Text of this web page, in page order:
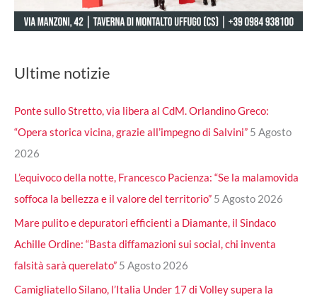
Ultime notizie
Ponte sullo Stretto, via libera al CdM. Orlandino Greco:
“Opera storica vicina, grazie all’impegno di Salvini” 5 Agosto
2026
L’equivoco della notte, Francesco Pacienza: “Se la malamovida
soffoca la bellezza e il valore del territorio” 5 Agosto 2026
Mare pulito e depuratori efficienti a Diamante, il Sindaco
Achille Ordine: “Basta diffamazioni sui social, chi inventa
falsità sarà querelato” 5 Agosto 2026
Camigliatello Silano, l’Italia Under 17 di Volley supera la